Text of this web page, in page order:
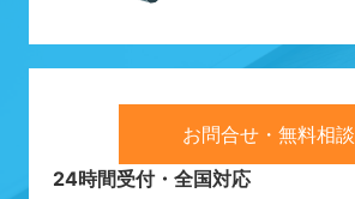
お問合せ・無料相談
24時間受付・全国対応